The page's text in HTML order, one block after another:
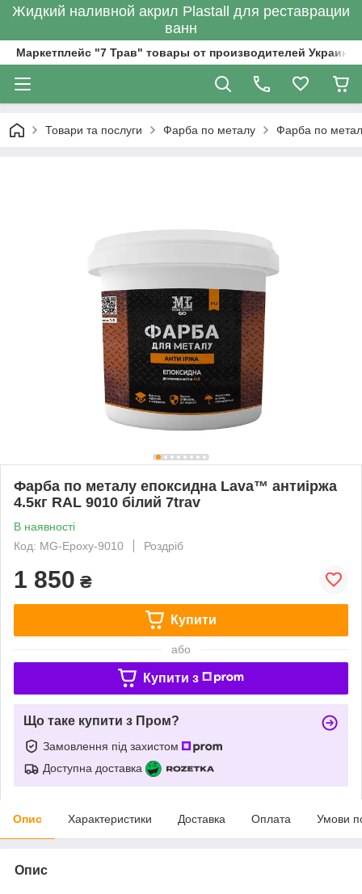
Жидкий наливной акрил Plastall для реставрации
ванн
Маркетплейс "7 Трав" товары от производителей
Товари та послуги Фарба по металу Фарба по
Фарба по металу епоксидна Lava™ антиіржа
4.5кг RAL 9010 білий 7trav
В наявності
Код: MG-Epoxy-9010
Роздріб
1 850 ₴
Купити
або
Купити з
Що таке купити з Пром?
Замовлення під захистом
Доступна доставка
Опис Характеристики Доставка Оплата Умови
Опис